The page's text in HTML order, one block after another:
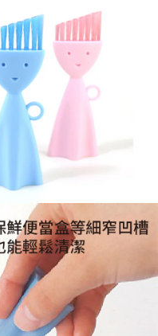
帳單繳交帳款。
關係目的，商店將以您的個人
哥大進項蒐集、處理及利用，
認、核對及更正。
oppay.tw/userRule
結帳頁面顯示為準，若有關於
問，請聯繫「AFTEE先享後付
support/home
先享後付」服務完成之交
並將交易相關給付款項請求債
：
監護人之同意方可使用
之損失，本公司不負相關責
別帳號之用戶狀況，依本公司即
之情形，本公司將視審查結果
冊。若發現惡意使用之情形，
用額度並採取法律行動。
不提供京站紙袋，取件時